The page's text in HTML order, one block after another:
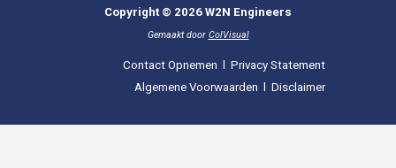
Copyright © 2026 W2N Engineers
Gemaakt door ColVisual
Contact Opnemen l Privacy Statement
Algemene Voorwaarden l Disclaimer